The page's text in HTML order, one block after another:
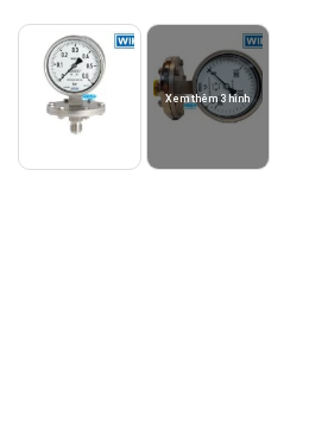
Xem thêm 3 hình